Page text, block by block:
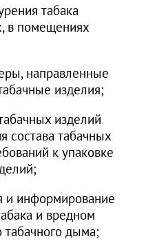
табака
в помещениях
направленные
изделия;
изделий
состава табачных
к упаковке
и информирование
и вредном
дыма;